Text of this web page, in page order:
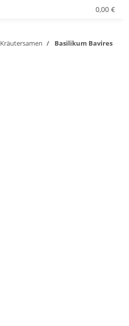
0,00 €
Kräutersamen Basilikum Bavires